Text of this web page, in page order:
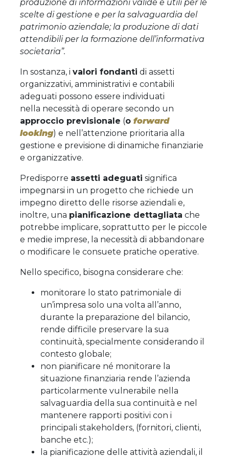
produzione di informazioni valide e utili per le
scelte di gestione e per la salvaguardia del
patrimonio aziendale; la produzione di dati
attendibili per la formazione dell’informativa
societaria”.
In sostanza, i valori fondanti di assetti
organizzativi, amministrativi e contabili
adeguati possono essere individuati
nella necessità di operare secondo un
approccio previsionale (o forward
looking) e nell’attenzione prioritaria alla
gestione e previsione di dinamiche finanziarie
e organizzative.
Predisporre assetti adeguati significa
impegnarsi in un progetto che richiede un
impegno diretto delle risorse aziendali e,
inoltre, una pianificazione dettagliata che
potrebbe implicare, soprattutto per le piccole
e medie imprese, la necessità di abbandonare
o modificare le consuete pratiche operative.
Nello specifico, bisogna considerare che:
monitorare lo stato patrimoniale di
un’impresa solo una volta all’anno,
durante la preparazione del bilancio,
rende difficile preservare la sua
continuità, specialmente considerando il
contesto globale;
non pianificare né monitorare la
situazione finanziaria rende l’azienda
particolarmente vulnerabile nella
salvaguardia della sua continuità e nel
mantenere rapporti positivi con i
principali stakeholders, (fornitori, clienti,
banche etc.);
la pianificazione delle attività aziendali, il